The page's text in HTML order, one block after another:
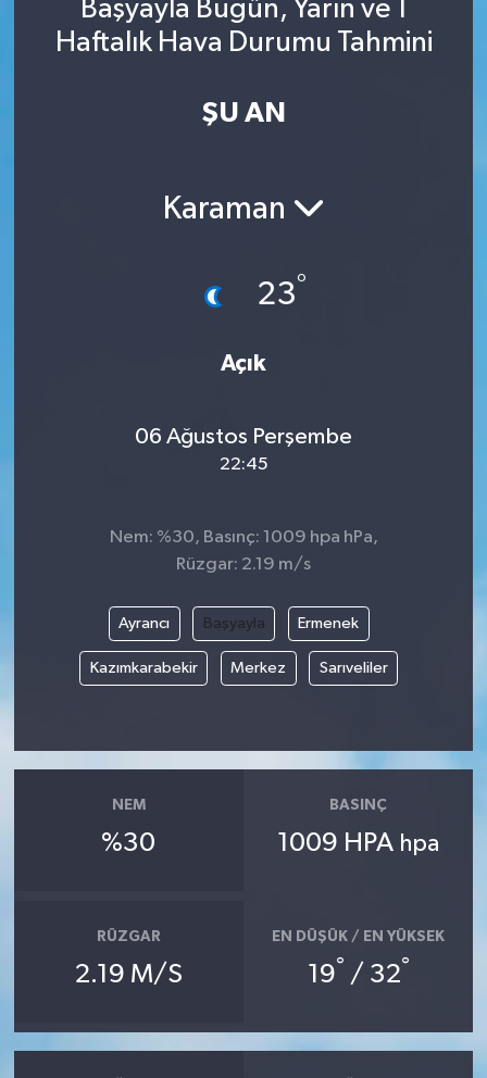
Başyayla Bugün, Yarın ve 1
Haftalık Hava Durumu Tahmini
ŞU AN
Karaman
23°
Açık
06 Ağustos Perşembe
22:45
Nem: %30, Basınç: 1009 hpa hPa,
Rüzgar: 2.19 m/s
Ayrancı Başyayla Ermenek
Kazımkarabekir Merkez Sarıveliler
NEM
%30
BASINÇ
1009 HPA hpa
RÜZGAR
2.19 M/S
EN DÜŞÜK / EN YÜKSEK
19° / 32°